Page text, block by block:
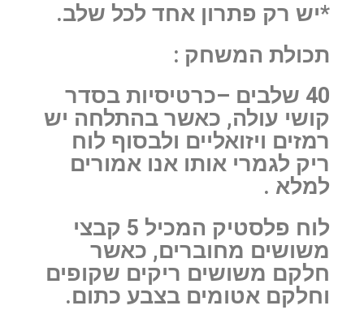
*יש רק פתרון אחד לכל שלב.
תכולת המשחק :
40 שלבים –כרטיסיות בסדר
קושי עולה, כאשר בהתלחה יש
רמזים ויזואליים ולבסוף לוח
ריק לגמרי אותו אנו אמורים
למלא .
לוח פלסטיק המכיל 5 קבצי
משושים מחוברים, כאשר
חלקם משושים ריקים שקופים
וחלקם אטומים בצבע כתום.